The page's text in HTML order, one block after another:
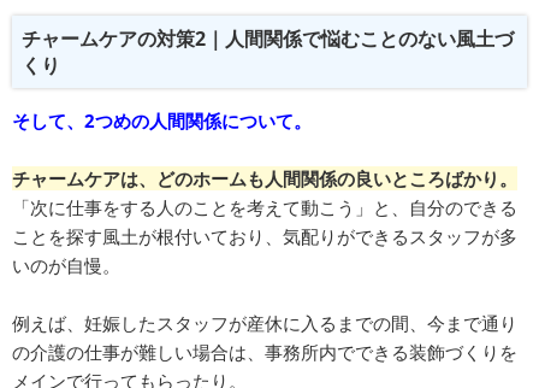
チャームケアの対策2｜人間関係で悩むことのない風土づ
くり
そして、2つめの人間関係について。
チャームケアは、どのホームも人間関係の良いところばかり。
「次に仕事をする人のことを考えて動こう」と、自分のできる
ことを探す風土が根付いており、気配りができるスタッフが多
いのが自慢。
例えば、妊娠したスタッフが産休に入るまでの間、今まで通り
の介護の仕事が難しい場合は、事務所内でできる装飾づくりを
メインで行ってもらったり。